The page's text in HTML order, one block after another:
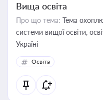
Вища освіта
Про що тема: Тема
системи вищої освіти,
Україні
Освіта